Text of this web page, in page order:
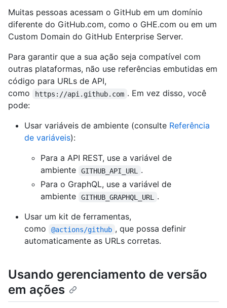
Muitas pessoas acessam o GitHub em um domínio
diferente do GitHub.com, como o GHE.com ou em um
Custom Domain do GitHub Enterprise Server.
Para garantir que a sua ação seja compatível com
outras plataformas, não use referências embutidas em
código para URLs de API,
como
https://api.github.com . Em vez disso, você
pode:
Usar variáveis de ambiente (consulte Referência
de variáveis):
Para a API REST, use a variável de
ambiente
GITHUB_API_URL
.
Para o GraphQL, use a variável de
ambiente
GITHUB_GRAPHQL_URL
.
Usar um kit de ferramentas,
como
@actions/github , que possa definir
automaticamente as URLs corretas.
Usando gerenciamento de versão
em ações